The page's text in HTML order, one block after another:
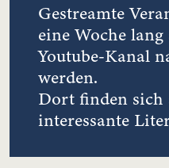
Gestreamte
eine Woche
Youtube-Kanal
werden.
Dort finden sich
interessante